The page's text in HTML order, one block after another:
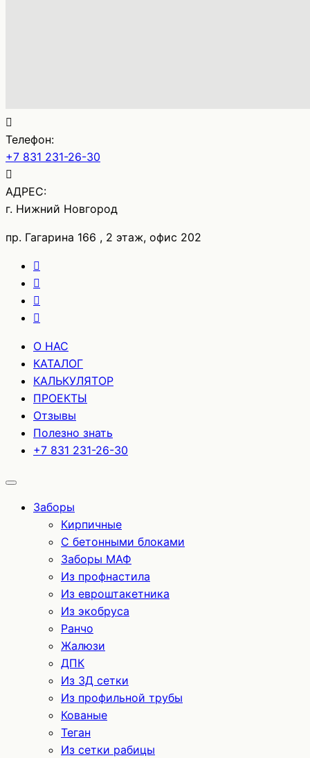
Телефон:
+7 831 231-26-30
АДРЕС:
г. Нижний Новгород
пр. Гагарина 166 , 2 этаж, офис 202
О НАС
КАТАЛОГ
КАЛЬКУЛЯТОР
ПРОЕКТЫ
Отзывы
Полезно знать
+7 831 231-26-30
Заборы
Кирпичные
С бетонными блоками
Заборы МАФ
Из профнастила
Из евроштакетника
Из экобруса
Ранчо
Жалюзи
ДПК
Из 3Д сетки
Из профильной трубы
Кованые
Теган
Из сетки рабицы